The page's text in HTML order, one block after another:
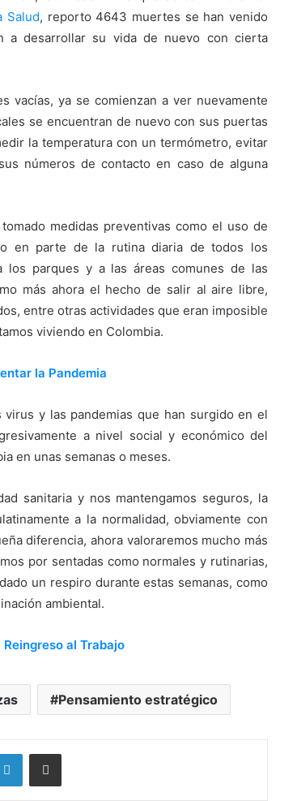
Salud, reporto 4643 muertes se han venido
a desarrollar su vida de nuevo con cierta
vacías, ya se comienzan a ver nuevamente
se encuentran de nuevo con sus puertas
la temperatura con un termómetro, evitar
números de contacto en caso de alguna
medidas preventivas como el uso de
en parte de la rutina diaria de todos los
los parques y a las áreas comunes de las
más ahora el hecho de salir al aire libre,
entre otras actividades que eran imposible
viviendo en Colombia.
la Pandemia
y las pandemias que han surgido en el
a nivel social y económico del
en unas semanas o meses.
sanitaria y nos mantengamos seguros, la
a la normalidad, obviamente con
diferencia, ahora valoraremos mucho más
por sentadas como normales y rutinarias,
un respiro durante estas semanas, como
ambiental.
al Trabajo
Pensamiento estratégico